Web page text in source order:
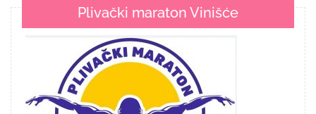
Plivački maraton Vinišće